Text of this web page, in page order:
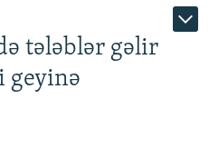
tələblər gəlir